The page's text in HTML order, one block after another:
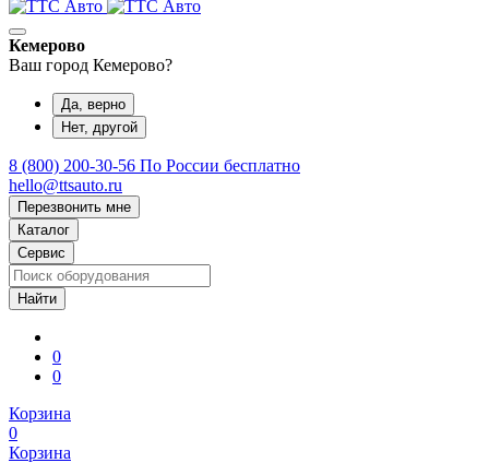
Кемерово
Ваш город Кемерово?
Да, верно
Нет, другой
8 (800) 200-30-56 По России бесплатно
hello@ttsauto.ru
Перезвонить мне
Каталог
Сервис
0
0
Корзина
0
Корзина